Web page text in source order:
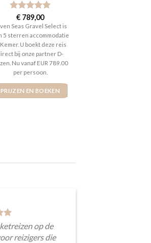
Gewaardeerd
5uit 5
€ 789,00
Seas Gravel Select is
5 sterren accommodatie
U boekt deze reis
bij onze partner D-
Nu vanaf EUR 789.00
per persoon.
PRIJZEN EN BOEKEN
op de
reizigers die